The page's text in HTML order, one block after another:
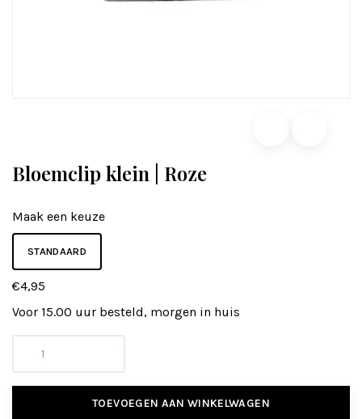
Bloemclip klein | Roze
Maak een keuze
STANDAARD
€4,95
Voor 15.00 uur besteld, morgen in huis
TOEVOEGEN AAN WINKELWAGEN